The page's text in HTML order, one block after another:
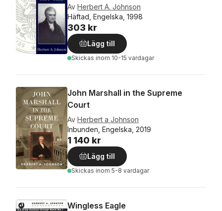
Av Herbert A. Johnson
Häftad, Engelska, 1998
303 kr
Lägg till
Skickas inom 10-15 vardagar
John Marshall in the Supreme
Court
Av Herbert a Johnson
Inbunden, Engelska, 2019
1 140 kr
Lägg till
Skickas inom 5-8 vardagar
Wingless Eagle